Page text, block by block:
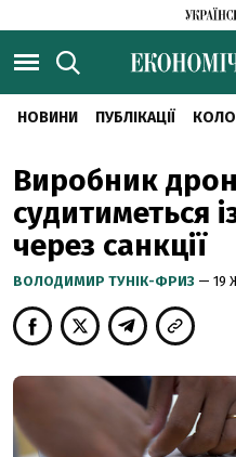
НОВИНИ ПУБЛІКАЦІЇ
Виробник
судитиметься
через санкції
ВОЛОДИМИР ТУНІК-ФРИЗ — 19